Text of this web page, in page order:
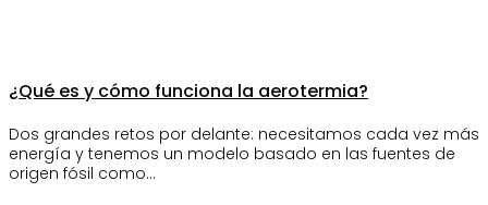
¿Qué es y cómo funciona la aerotermia?
Dos grandes retos por delante: necesitamos cada vez más
energía y tenemos un modelo basado en las fuentes de
origen fósil como…